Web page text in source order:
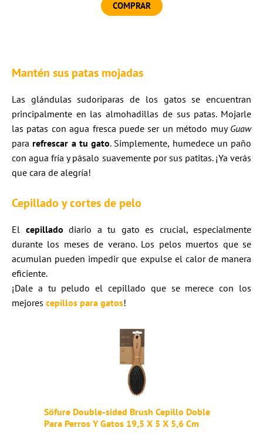
COMPRAR
Mantén sus patas mojadas
Las glándulas sudoríparas de los gatos se encuentran
principalmente en las almohadillas de sus patas. Mojarle
las patas con agua fresca puede ser un método muy Guaw
pararefrescar a tu gato. Simplemente, humedece un paño
con agua fría y pásalo suavemente por sus patitas. ¡Ya verás
que cara de alegría!
Cepillado y cortes de pelo
El cepillado diario a tu gato es crucial, especialmente
durante los meses de verano. Los pelos muertos que se
acumulan pueden impedir que expulse el calor de manera
eficiente.
¡Dale a tu peludo el cepillado que se merece con los
mejores cepillos para gatos!
Söfure Double-sided Brush Cepillo Doble
Para Perros Y Gatos 19,5 X 5 X 5,6 Cm